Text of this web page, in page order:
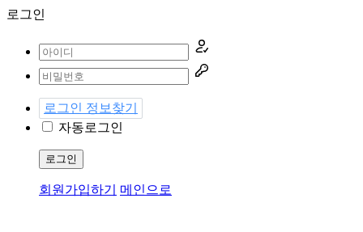
로그인
로그인 정보찾기
자동로그인
로그인
회원가입하기 메인으로